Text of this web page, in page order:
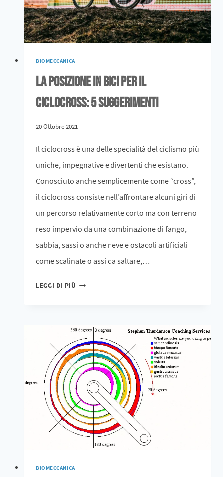
BIOMECCANICA
La posizione in bici per il
ciclocross: 5 suggerimenti
20 Ottobre 2021
Il ciclocross è una delle specialità del ciclismo più
uniche, impegnative e divertenti che esistano.
Conosciuto anche semplicemente come “cross”,
il ciclocross consiste nell’affrontare alcuni giri di
un percorso relativamente corto ma con terreno
reso impervio da una combinazione di fango,
sabbia, sassi o anche neve e ostacoli artificiali
come scalinate o assi da saltare,…
LEGGI DI PIÙ
BIOMECCANICA